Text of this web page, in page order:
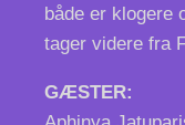
både er klogere
tager videre fra
GÆSTER: